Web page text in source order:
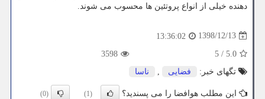
دهنده خیلی از انواع پروتئین ها محسوب می شوند.
1398/12/13
13:36:02
5.0
/
5
3598
تگهای خبر:
فضایی , ناسا
این مطلب هوافضا را می پسندید؟ (1)
(0)